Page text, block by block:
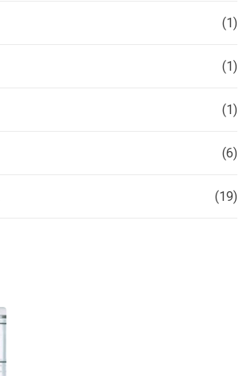
(1)
(1)
(1)
(6)
(19)